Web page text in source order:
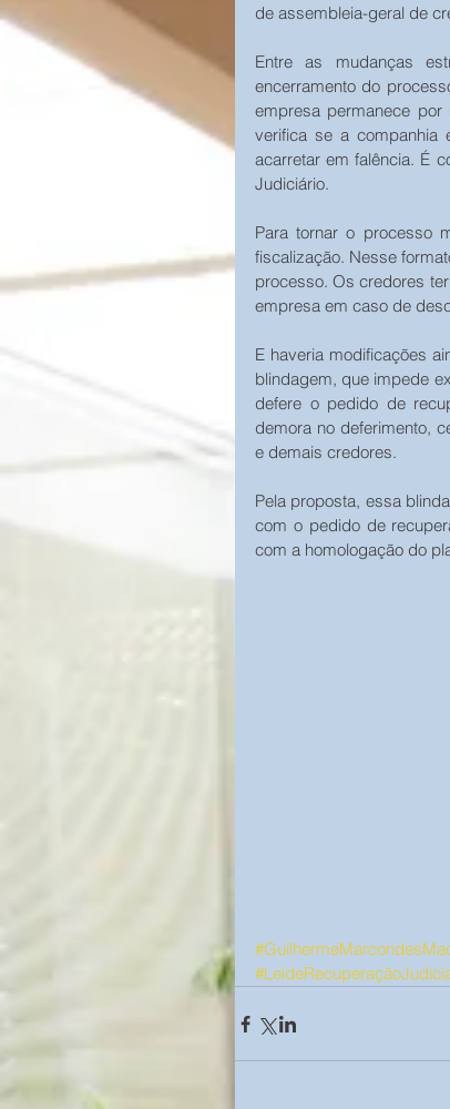
de assembleia-geral de
Entre as mudanças
encerramento do
empresa permanece
verifica se a companhia
acarretar em falência. É
Judiciário.
Para tornar o processo
fiscalização. Nesse
processo. Os credores
empresa em caso de
E haveria modificações
blindagem, que impede
defere o pedido de
demora no deferimento,
e demais credores.
Pela proposta, essa
com o pedido de
com a homologação do